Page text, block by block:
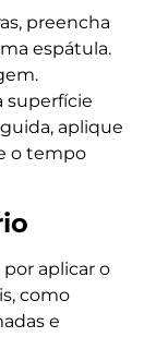
preencha
espátula.
superfície
aplique
o tempo
aplicar o
como
e